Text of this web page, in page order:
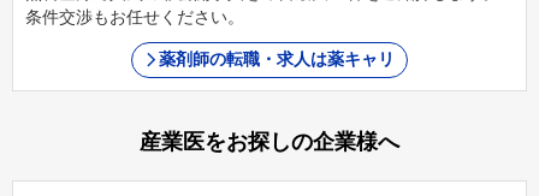
条件交渉もお任せください。
薬剤師の転職・求人は薬キャリ
産業医をお探しの企業様へ